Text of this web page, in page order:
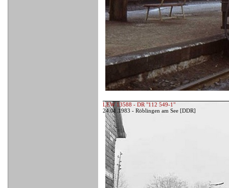
LEW 13588 - DR "112 549-1"
24.01.1983 - Röblingen am See [DDR]